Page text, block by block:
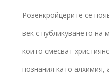
Розенкройцерите се
век с публикуването на
които смесват
познания като алхимия,